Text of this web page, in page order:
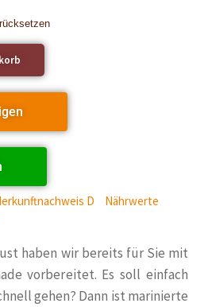
D
Nährwerte
haben wir bereits für Sie mit
vorbereitet. Es soll einfach
gehen? Dann ist marinierte